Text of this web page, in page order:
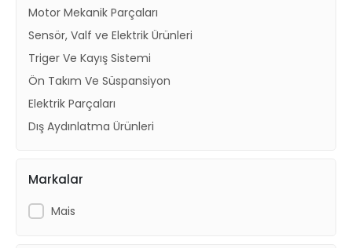
Motor Mekanik Parçaları
Sensör, Valf ve Elektrik Ürünleri
Triger Ve Kayış Sistemi
Ön Takım Ve Süspansiyon
Elektrik Parçaları
Dış Aydınlatma Ürünleri
Markalar
Mais